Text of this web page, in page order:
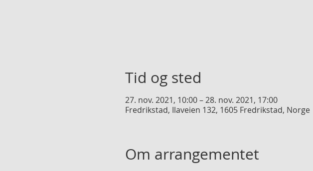
Tid og sted
27. nov. 2021, 10:00 – 28. nov. 2021, 17:00
Fredrikstad, Ilaveien 132, 1605 Fredrikstad, Norge
Om arrangementet